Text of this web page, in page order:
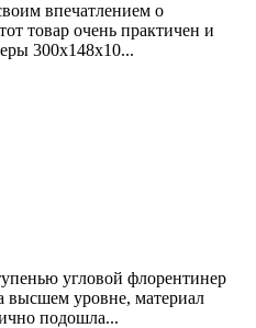
впечатлением о
товар очень практичен и
300х148х10...
угловой флорентинер
высшем уровне, материал
подошла...